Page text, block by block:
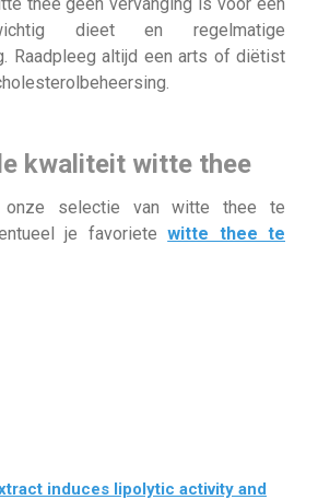
dieet en regelmatige
Raadpleeg altijd een arts of diëtist
kwaliteit witte thee
selectie van witte thee te
je favorietewitte thee te
induces lipolytic activity and